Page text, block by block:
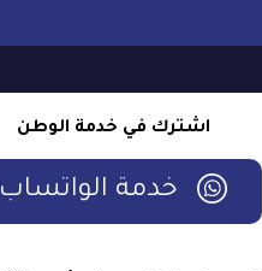
اشترك في خدمة الوطن
خدمة الواتساب